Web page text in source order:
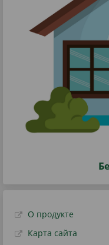
О продукте
Карта сайта